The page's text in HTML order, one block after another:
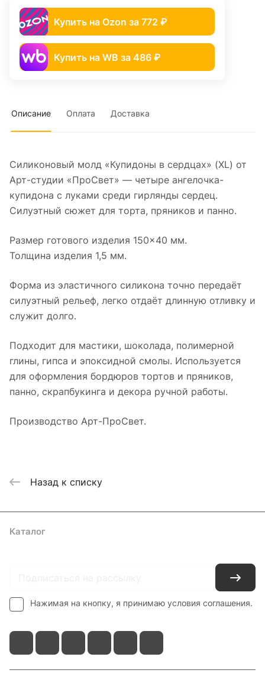
Купить на Ozon за 772 ₽
Купить на WB за 486 ₽
Описание Оплата Доставка
Силиконовый молд «Купидоны в сердцах» (XL) от
Арт-студии «ПроСвет» — четыре ангелочка-
купидона с луками среди гирлянды сердец.
Силуэтный сюжет для торта, пряников и панно.
Размер готового изделия 150×40 мм.
Толщина изделия 1,5 мм.
Форма из эластичного силикона точно передаёт
силуэтный рельеф, легко отдаёт длинную отливку и
служит долго.
Подходит для мастики, шоколада, полимерной
глины, гипса и эпоксидной смолы. Используется
для оформления бордюров тортов и пряников,
панно, скрапбукинга и декора ручной работы.
Производство Арт-ПроСвет.
Назад к списку
Каталог
Нажимая на кнопку, я принимаю условия соглашения.